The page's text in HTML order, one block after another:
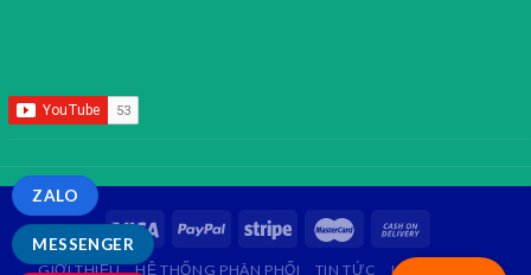
GIỚI THIỆU HỆ THỐNG PHÂN PHỐI TIN TỨC LIÊN HỆ
MESSENGER
ZALO